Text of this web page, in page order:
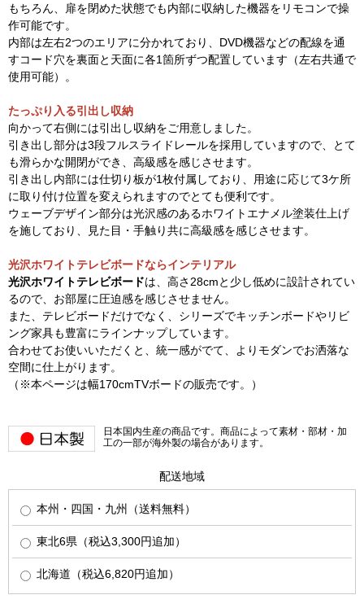
もちろん、扉を閉めた状態でも内部に収納した機器をリモコンで操
作可能です。
内部は左右2つのエリアに分かれており、DVD機器などの配線を通
すコード穴を裏面と天面に各1箇所ずつ配置しています（左右共通で
使用可能）。
たっぷり入る引出し収納
向かって右側には引出し収納をご用意しました。
引き出し部分は3段フルスライドレールを採用していますので、とて
も滑らかな開閉ができ、高級感を感じさせます。
引き出し内部には仕切り板が1枚付属しており、用途に応じて3ケ所
に取り付け位置を変えられますのでとても便利です。
ウェーブデザイン部分は光沢感のあるホワイトエナメル塗装仕上げ
を施しており、見た目・手触り共に高級感を感じさせます。
光沢ホワイトテレビボードならインテリアル
光沢ホワイトテレビボードは、高さ28cmと少し低めに設計されてい
るので、お部屋に圧迫感を感じさせません。
また、テレビボードだけでなく、シリーズでキッチンボードやリビ
ング家具も豊富にラインナップしています。
合わせてお使いいただくと、統一感がでて、よりモダンでお洒落な
空間に仕上がります。
（※本ページは幅170cmTVボードの販売です。）
日本国内生産の商品です。商品によって素材・部材・加
工の一部が海外製の場合があります。
配送地域
本州・四国・九州（送料無料）
東北6県（税込3,300円追加）
北海道（税込6,820円追加）